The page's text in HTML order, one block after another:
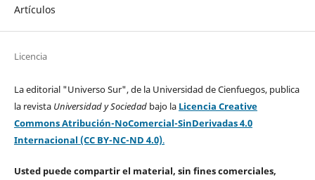
Artículos
Licencia
La editorial "Universo Sur", de la Universidad de Cienfuegos, publica
la revista Universidad y Sociedad bajo la Licencia Creative
Commons Atribución-NoComercial-SinDerivadas 4.0
Internacional (CC BY-NC-ND 4.0).
Usted puede compartir el material, sin fines comerciales,